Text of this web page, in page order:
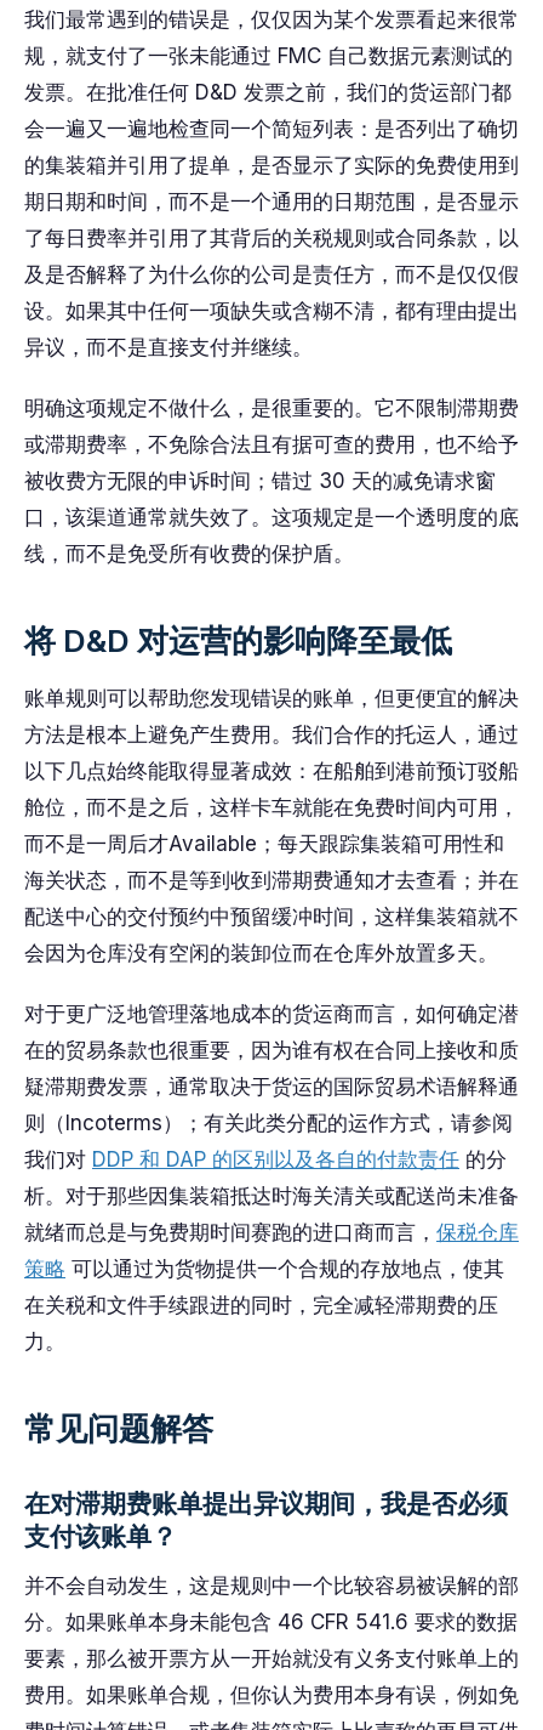
我们最常遇到的错误是，仅仅因为某个发票看起来很常
规，就支付了一张未能通过 FMC 自己数据元素测试的
发票。在批准任何 D&D 发票之前，我们的货运部门都
会一遍又一遍地检查同一个简短列表：是否列出了确切
的集装箱并引用了提单，是否显示了实际的免费使用到
期日期和时间，而不是一个通用的日期范围，是否显示
了每日费率并引用了其背后的关税规则或合同条款，以
及是否解释了为什么你的公司是责任方，而不是仅仅假
设。如果其中任何一项缺失或含糊不清，都有理由提出
异议，而不是直接支付并继续。
明确这项规定不做什么，是很重要的。它不限制滞期费
或滞期费率，不免除合法且有据可查的费用，也不给予
被收费方无限的申诉时间；错过 30 天的减免请求窗
口，该渠道通常就失效了。这项规定是一个透明度的底
线，而不是免受所有收费的保护盾。
将 D&D 对运营的影响降至最低
账单规则可以帮助您发现错误的账单，但更便宜的解决
方法是根本上避免产生费用。我们合作的托运人，通过
以下几点始终能取得显著成效：在船舶到港前预订驳船
舱位，而不是之后，这样卡车就能在免费时间内可用，
而不是一周后才Available；每天跟踪集装箱可用性和
海关状态，而不是等到收到滞期费通知才去查看；并在
配送中心的交付预约中预留缓冲时间，这样集装箱就不
会因为仓库没有空闲的装卸位而在仓库外放置多天。
对于更广泛地管理落地成本的货运商而言，如何确定潜
在的贸易条款也很重要，因为谁有权在合同上接收和质
疑滞期费发票，通常取决于货运的国际贸易术语解释通
则（Incoterms）；有关此类分配的运作方式，请参阅
我们对 DDP 和 DAP 的区别以及各自的付款责任 的分
析。对于那些因集装箱抵达时海关清关或配送尚未准备
就绪而总是与免费期时间赛跑的进口商而言， 保税仓库
策略 可以通过为货物提供一个合规的存放地点，使其
在关税和文件手续跟进的同时，完全减轻滞期费的压
力。
常见问题解答
在对滞期费账单提出异议期间，我是否必须
支付该账单？
并不会自动发生，这是规则中一个比较容易被误解的部
分。如果账单本身未能包含 46 CFR 541.6 要求的数据
要素，那么被开票方从一开始就没有义务支付账单上的
费用。如果账单合规，但你认为费用本身有误，例如免